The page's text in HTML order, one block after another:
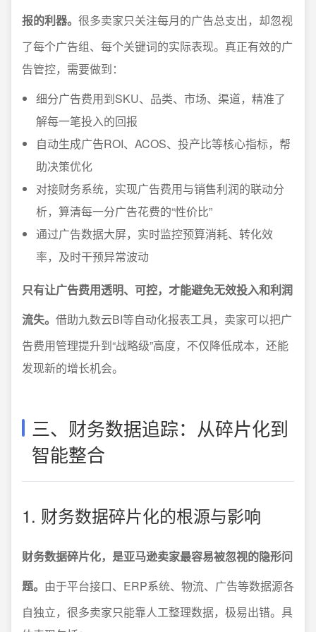
报的利器。 很多卖家只关注每月的广告总支出，却忽视
了每个广告组、每个关键词的实际表现。真正有效的广
告管控，需要做到：
细分广告费用到SKU、品类、市场、渠道，精准了
解每一笔投入的回报
自动生成广告ROI、ACOS、投产比等核心指标，帮
助决策优化
对接财务系统，实现广告费用与销售利润的联动分
析，算清每一分广告花费的“性价比”
通过广告数据大屏，实时监控预算消耗、转化效
率，及时干预异常波动
只有让广告费用透明、可控，才能避免无效投入和利润
流失。 借助九数云BI等自动化报表工具，卖家可以把广
告费用管理提升到“战略级”高度，不仅降低成本，还能
发现新的增长机会。
三、财务数据追踪：从碎片化到
智能整合
1. 财务数据碎片化的根源与影响
财务数据碎片化，是亚马逊卖家最容易被忽视的隐形问
题。 由于平台接口、ERP系统、物流、广告等数据源各
自独立，很多卖家只能靠人工整理数据，极易出错。具